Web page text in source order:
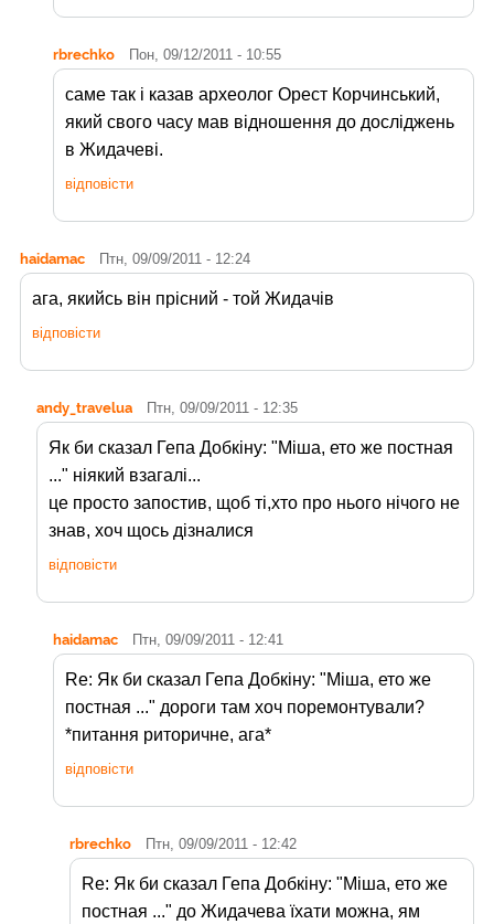
rbrechko Пон, 09/12/2011 - 10:55
саме так і казав археолог Орест Корчинський,
який свого часу мав відношення до досліджень
в Жидачеві.
відповісти
haidamac Птн, 09/09/2011 - 12:24
ага, якийсь він прісний - той Жидачів
відповісти
andy_travelua Птн, 09/09/2011 - 12:35
Як би сказал Гепа Добкіну: "Міша, ето же постная
..." ніякий взагалі...
це просто запостив, щоб ті,хто про нього нічого не
знав, хоч щось дізналися
відповісти
haidamac Птн, 09/09/2011 - 12:41
Re: Як би сказал Гепа Добкіну: "Міша, ето же
постная ..." дороги там хоч поремонтували?
*питання риторичне, ага*
відповісти
rbrechko Птн, 09/09/2011 - 12:42
Re: Як би сказал Гепа Добкіну: "Міша, ето же
постная ..." до Жидачева їхати можна, ям